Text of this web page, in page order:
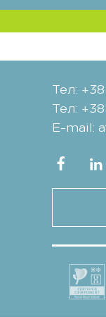
Тел:
Тел:
Е-mail: